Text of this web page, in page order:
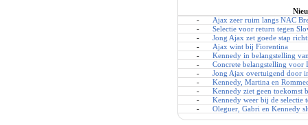
-
Ajax zeer ruim langs NAC
-
Selectie voor return tegen
-
Jong Ajax zet goede stap
-
Ajax wint bij Fiorentina
-
Kennedy in belangstelling
-
Concrete belangstelling voor
-
Jong Ajax overtuigend door
-
Kennedy, Martina en
-
Kennedy ziet geen toekomst
-
Kennedy weer bij de selectie
-
Oleguer, Gabri en Kennedy